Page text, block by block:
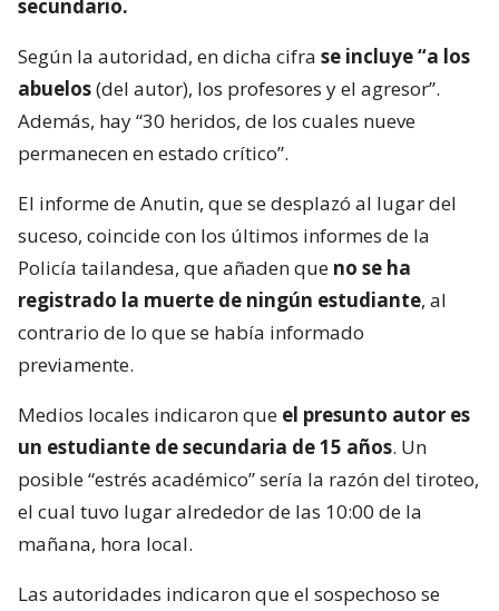
secundario.
Según la autoridad, en dicha cifra se incluye “a los
abuelos(del autor), los profesores y el agresor”.
Además, hay “30 heridos, de los cuales nueve
permanecen en estado crítico”.
El informe de Anutin, que se desplazó al lugar del
suceso, coincide con los últimos informes de la
Policía tailandesa, que añaden que no se ha
registrado la muerte de ningún estudiante, al
contrario de lo que se había informado
previamente.
Medios locales indicaron que el presunto autor es
un estudiante de secundaria de 15 años. Un
posible “estrés académico” sería la razón del tiroteo,
el cual tuvo lugar alrededor de las 10:00 de la
mañana, hora local.
Las autoridades indicaron que el sospechoso se